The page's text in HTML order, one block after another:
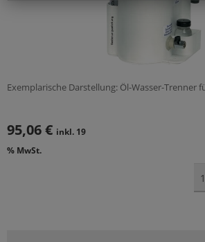
Exemplarische Darstellung: Öl-Wasser-Trenner
95,06 € inkl. 19
% MwSt.